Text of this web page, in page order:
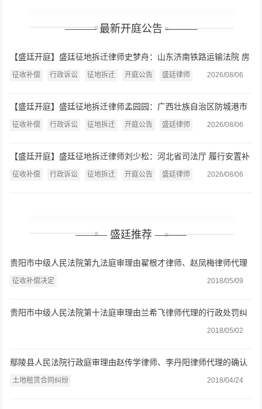
——— 最新开庭公告 ———
【盛廷开庭】盛廷征地拆迁律师史梦舟：山东济南铁路运输法院 房
屋征收补偿决定案开庭公告（2026.8.7）
征收补偿 行政诉讼 征地拆迁 开庭公告 盛廷律师 2026/08/06
【盛廷开庭】盛廷征地拆迁律师孟园园：广西壮族自治区防城港市
中级人民法院 房屋征收或征用补偿、行政赔偿案开庭公告
征收补偿 行政诉讼 征地拆迁 开庭公告 盛廷律师 2026/08/06
【盛廷开庭】盛廷征地拆迁律师刘少松：河北省司法厅 履行安置补
偿职责案开庭公告（2026.8.7）
征收补偿 行政诉讼 征地拆迁 开庭公告 盛廷律师 2026/08/06
——— 盛廷推荐 ———
贵阳市中级人民法院第九法庭审理由翟根才律师、赵凤梅律师代理
的征收补偿决定一案
征收补偿决定 2018/05/09
贵阳市中级人民法院第十法庭审理由兰希飞律师代理的行政处罚纠
2018/05/02
鄢陵县人民法院行政庭审理由赵传学律师、李丹阳律师代理的确认
强拆违法一案
土地租赁合同纠纷 2018/04/24